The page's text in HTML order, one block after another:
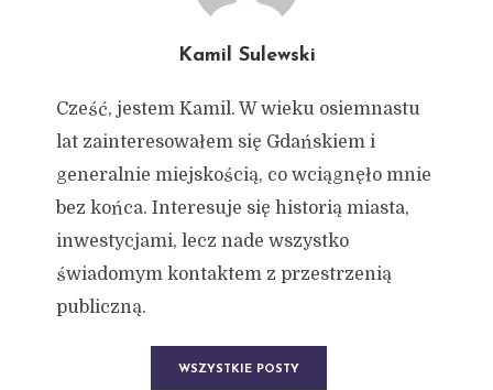
Kamil Sulewski
Cześć, jestem Kamil. W wieku osiemnastu
lat zainteresowałem się Gdańskiem i
generalnie miejskością, co wciągnęło mnie
bez końca. Interesuje się historią miasta,
inwestycjami, lecz nade wszystko
świadomym kontaktem z przestrzenią
publiczną.
WSZYSTKIE POSTY